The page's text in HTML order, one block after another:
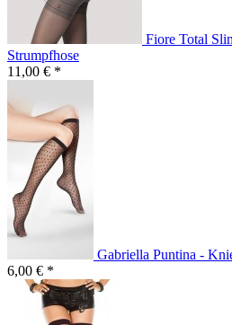
Fiore Total
Strumpfhose
11,00 € *
Gabriella Puntina -
6,00 € *